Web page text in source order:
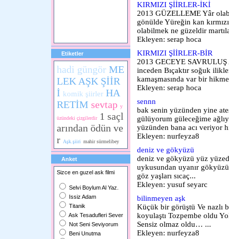
Etiketler
hadi güngör ME
LEK AŞK ŞİİR
İ komik şiirler HA
RETİM sevtap y
üzündeki çizgilerdir 1 saçl
arından ödün ve
r Aşk.şiiri mahir sürmelibey
Anket
Sizce en guzel ask filmi
Selvi Boylum Al Yaz.
Issiz Adam
Titanik
Ask Tesadufleri Sever
Not Seni Seviyorum
Beni Unutma
KIRMIZI ŞİİRLER-İKİ
2013 GÜZELLEME Yâr
gönülde Yüreğin kan
olabilmek ne güzeldir
Ekleyen: serap hoca
KIRMIZI ŞİİRLER-BİR
2013 GECEYE
inceden Bıçaktır soğuk
kamaşmasında var bir
Ekleyen: serap hoca
sennn
bak senin yüzünden yine
gülüyorum güleceğime
yüzünden bana acı veriyor
Ekleyen: nurfeyza8
deniz ve gökyüzü
deniz ve gökyüzü yüz
uykusundan uyanır
göz yaşları sıcaç...
Ekleyen: yusuf seyarc
bilinmeyen aşk
Küçük bir görüştü Ve nazlı
koyulaştı Tozpembe oldu
Sensiz olmaz oldu… ...
Ekleyen: nurfeyza8